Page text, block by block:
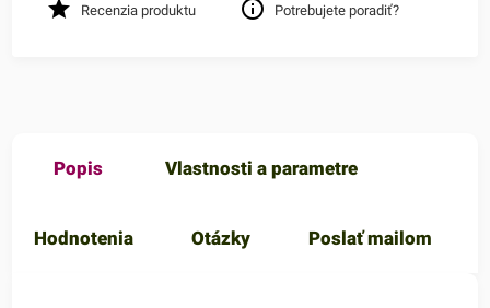
Recenzia produktu Potrebujete poradiť?
Popis Vlastnosti a parametre
Hodnotenia Otázky Poslať mailom